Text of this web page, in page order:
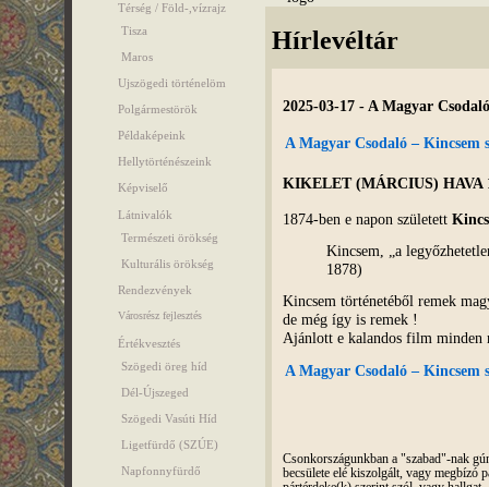
Térség / Föld-,vízrajz
Tisza
Maros
Ujszögedi történelöm
Polgármestörök
Példaképeink
Hellytörténészeink
Képviselő
Látnivalók
Természeti örökség
Kulturális örökség
Rendezvények
Városrész fejlesztés
Értékvesztés
Szögedi öreg híd
Dél-Újszeged
Szögedi Vasúti Híd
Ligetfürdő (SZÚE)
Napfonnyfürdő
Hírlevéltár
2025-03-17 - A Magyar
A Magyar Csodaló – Kincsem
KIKELET (MÁRCIUS)
1874-ben e napon született
Kincsem, „a
1878)
Kincsem történetéből remek
de még így is remek !
Ajánlott e kalandos film minden
A Magyar Csodaló – Kincsem
Csonkországunkban a "szabad"-nak
becsülete elé kiszolgált, vagy megbízó